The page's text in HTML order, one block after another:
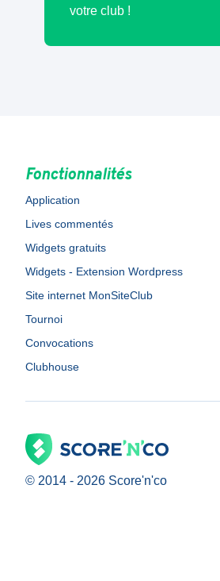
votre club !
Fonctionnalités
Application
Lives commentés
Widgets gratuits
Widgets - Extension Wordpress
Site internet MonSiteClub
Tournoi
Convocations
Clubhouse
© 2014 - 2026 Score'n'co